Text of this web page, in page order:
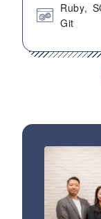
Ruby
Git